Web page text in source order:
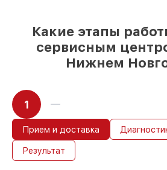
Какие этапы
сервисным
Нижнем
1
Прием и доставка
Результат